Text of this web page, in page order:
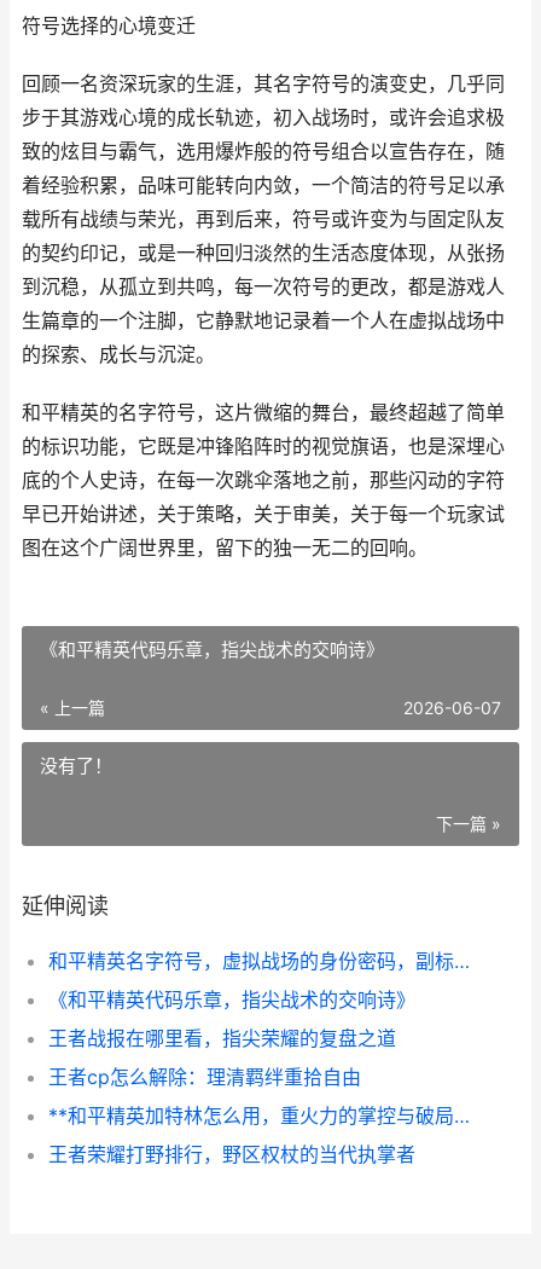
符号选择的心境变迁
回顾一名资深玩家的生涯，其名字符号的演变史，几乎同
步于其游戏心境的成长轨迹，初入战场时，或许会追求极
致的炫目与霸气，选用爆炸般的符号组合以宣告存在，随
着经验积累，品味可能转向内敛，一个简洁的符号足以承
载所有战绩与荣光，再到后来，符号或许变为与固定队友
的契约印记，或是一种回归淡然的生活态度体现，从张扬
到沉稳，从孤立到共鸣，每一次符号的更改，都是游戏人
生篇章的一个注脚，它静默地记录着一个人在虚拟战场中
的探索、成长与沉淀。
和平精英的名字符号，这片微缩的舞台，最终超越了简单
的标识功能，它既是冲锋陷阵时的视觉旗语，也是深埋心
底的个人史诗，在每一次跳伞落地之前，那些闪动的字符
早已开始讲述，关于策略，关于审美，关于每一个玩家试
图在这个广阔世界里，留下的独一无二的回响。
《和平精英代码乐章，指尖战术的交响诗》
« 上一篇 2026-06-07
没有了！
下一篇 »
延伸阅读
和平精英名字符号，虚拟战场的身份密码，副标题，指尖跃动的战术艺术与个性宣言
《和平精英代码乐章，指尖战术的交响诗》
王者战报在哪里看，指尖荣耀的复盘之道
王者cp怎么解除：理清羁绊重拾自由
**和平精英加特林怎么用，重火力的掌控与破局之道副标题：从笨重铁牛到战场收割机的蜕变之路**
王者荣耀打野排行，野区权杖的当代执掌者